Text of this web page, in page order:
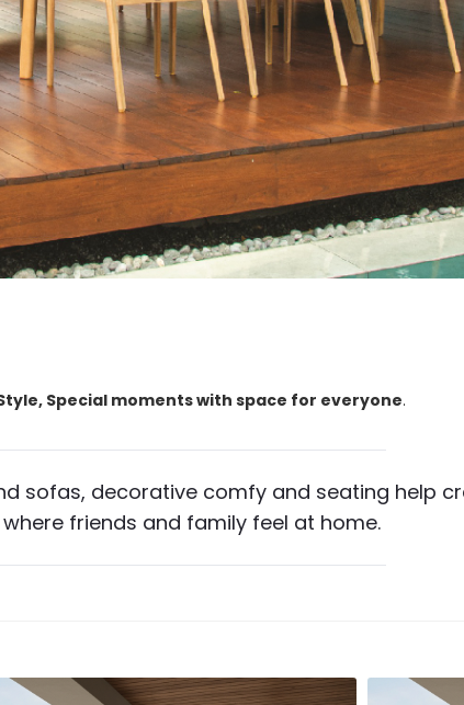
Special moments with space for everyone.
sofas, decorative comfy and seating help
friends and family feel at home.